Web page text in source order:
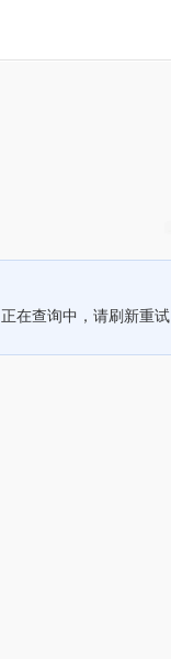
正在查询中，请刷新重试